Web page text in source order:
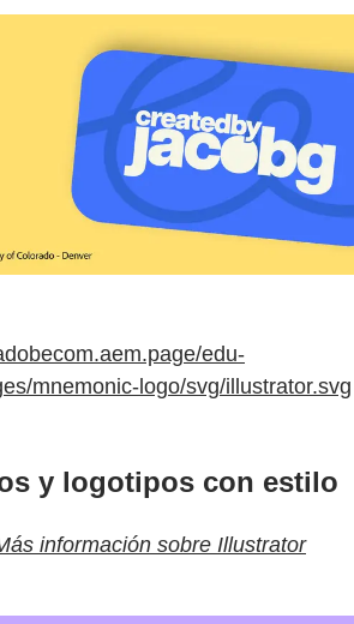
edu-
mnemonic-logo/svg/illustrator.svg
y logotipos con estilo
información sobre Illustrator